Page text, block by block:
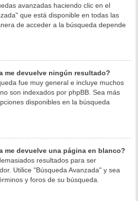
avanzadas haciendo clic en el
que está disponible en todas las
de acceder a la búsqueda depende
me devuelve ningún resultado?
fue muy general e incluye muchos
son indexados por phpBB. Sea más
disponibles en la búsqueda
me devuelve una página en blanco?
resultados para ser
Utilice "Búsqueda Avanzada" y sea
y foros de su búsqueda.